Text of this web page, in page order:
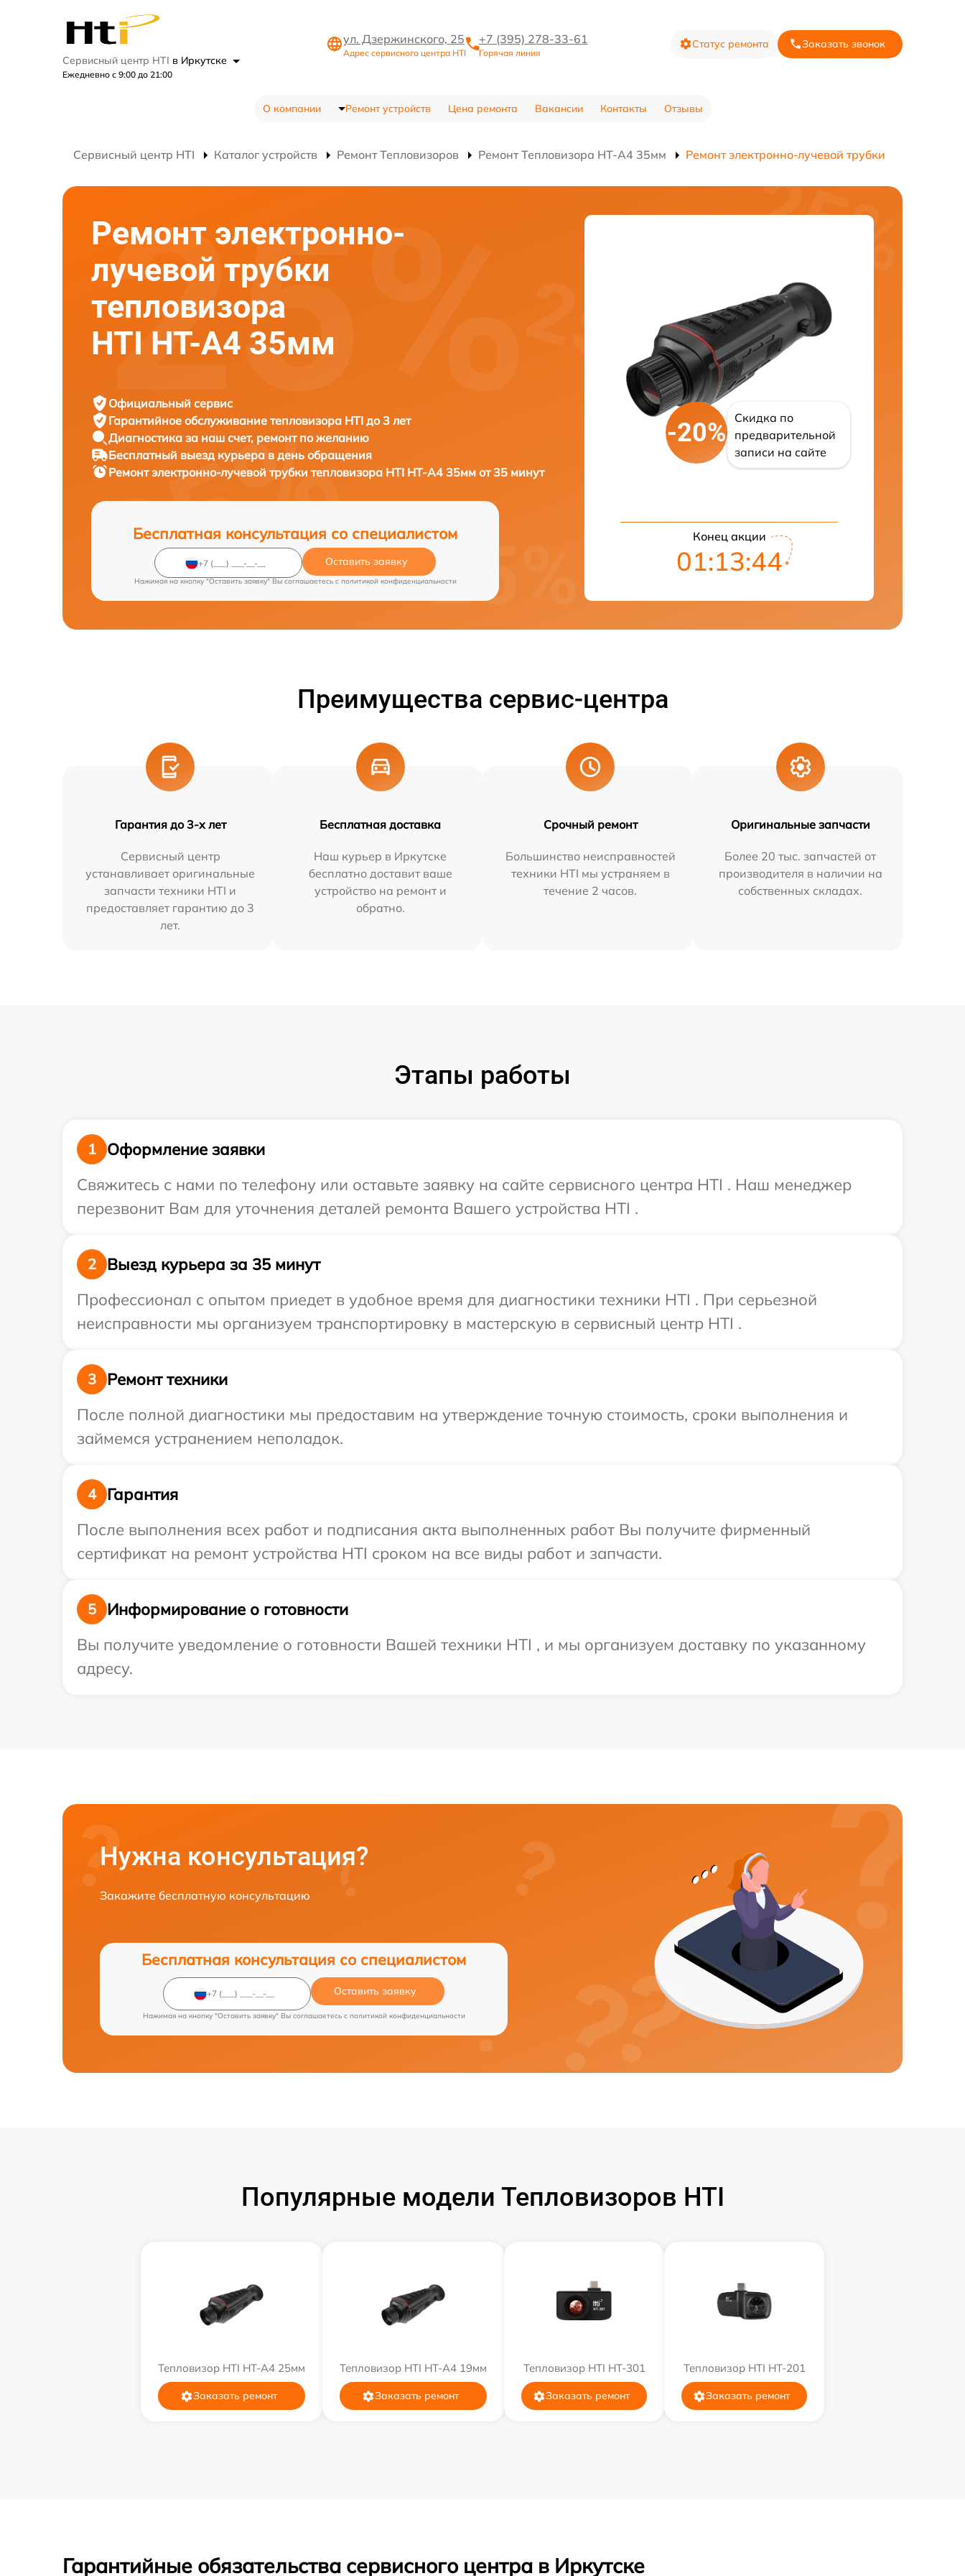
Сервисный центр HTI в Иркутске
Ежедневно с 9:00 до 21:00
ул. Дзержинского, 25
Адрес сервисного центра HTI
+7 (395) 278-33-61
Горячая линия
Статус ремонта Заказать звонок
О компании Ремонт устройств Цена ремонта Вакансии Контакты Отзывы
Сервисный центр HTI Каталог устройств Ремонт Тепловизоров Ремонт Тепловизора HT-A4 35мм Ремонт электронно-лучевой трубки
Ремонт электронно-
лучевой трубки
тепловизора
HTI HT-A4 35мм
Официальный сервис
Гарантийное обслуживание тепловизора HTI до 3 лет
Диагностика за наш счет, ремонт по желанию
Бесплатный выезд курьера в день обращения
Ремонт электронно-лучевой трубки тепловизора HTI HT-A4 35мм от 35 минут
Бесплатная консультация со специалистом
Оставить заявку
Нажимая на кнопку "Оставить заявку" Вы соглашаетесь c политикой конфиденциальности
-20%
Скидка по
предварительной
записи на сайте
Конец акции
01:13:43
Преимущества сервис-центра
Гарантия до 3-х лет
Сервисный центр
устанавливает оригинальные
запчасти техники HTI и
предоставляет гарантию до 3
лет.
Бесплатная доставка
Наш курьер в Иркутске
бесплатно доставит ваше
устройство на ремонт и
обратно.
Срочный ремонт
Большинство неисправностей
техники HTI мы устраняем в
течение 2 часов.
Оригинальные запчасти
Более 20 тыс. запчастей от
производителя в наличии на
собственных складах.
Этапы работы
1
Оформление заявки
Свяжитесь с нами по телефону или оставьте заявку на сайте сервисного центра HTI . Наш менеджер
перезвонит Вам для уточнения деталей ремонта Вашего устройства HTI .
2
Выезд курьера за 35 минут
Профессионал с опытом приедет в удобное время для диагностики техники HTI . При серьезной
неисправности мы организуем транспортировку в мастерскую в сервисный центр HTI .
3
Ремонт техники
После полной диагностики мы предоставим на утверждение точную стоимость, сроки выполнения и
займемся устранением неполадок.
4
Гарантия
После выполнения всех работ и подписания акта выполненных работ Вы получите фирменный
сертификат на ремонт устройства HTI сроком на все виды работ и запчасти.
5
Информирование о готовности
Вы получите уведомление о готовности Вашей техники HTI , и мы организуем доставку по указанному
адресу.
Нужна консультация?
Закажите бесплатную консультацию
Бесплатная консультация со специалистом
Оставить заявку
Нажимая на кнопку "Оставить заявку" Вы соглашаетесь c политикой конфиденциальности
Популярные модели Тепловизоров HTI
Тепловизор HTI HT-A4 25мм
Заказать ремонт
Тепловизор HTI HT-A4 19мм
Заказать ремонт
Тепловизор HTI HT-301
Заказать ремонт
Тепловизор HTI HT-201
Заказать ремонт
Гарантийные обязательства сервисного центра в Иркутске